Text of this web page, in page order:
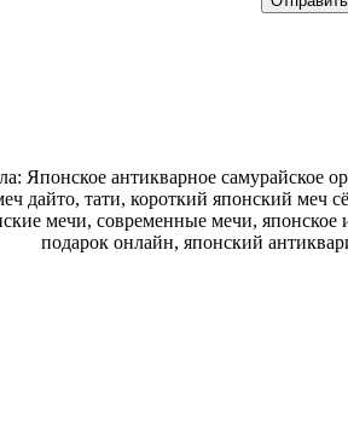
Японское антикварное самурайское
дайто, тати, короткий японский меч
мечи, современные мечи, японское
подарок онлайн, японский